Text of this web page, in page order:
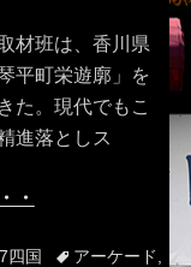
材班は、香川県
平町栄遊廓」を
た。現代でもこ
進落としス
・
7四国 Tagsアーケード